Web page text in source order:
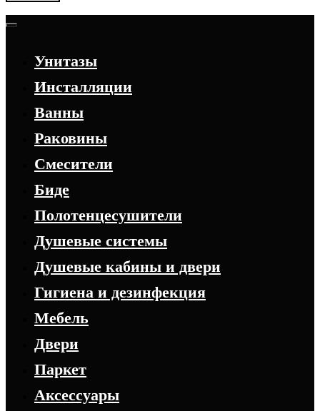
Унитазы
Инсталляции
Ванны
Раковины
Смесители
Биде
Полотенцесушители
Душевые системы
Душевые кабины и двери
Гигиена и дезинфекция
Мебель
Двери
Паркет
Аксессуары